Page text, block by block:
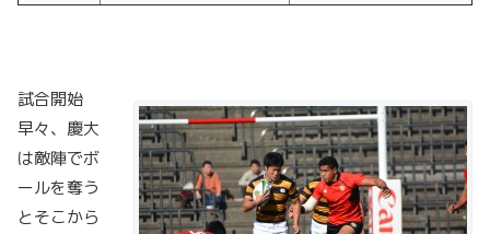
試合開始
早々、慶大
は敵陣でボ
ールを奪う
とそこから